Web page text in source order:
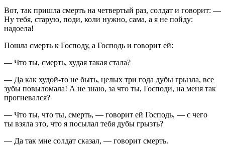
Вот, так пришла смерть на четвертый раз, солдат и говорит: —
Ну тебя, старую, поди, коли нужно, сама, а я не пойду:
надоела!
Пошла смерть к Господу, а Господь и говорит ей:
— Что ты, смерть, худая такая стала?
— Да как худой-то не быть, целых три года дубы грызла, все
зубы повыломала! А не знаю, за что ты, Господи, на меня так
прогневался?
— Что ты, что ты, смерть, — говорит ей Господь, — с чего
ты взяла это, что я посылал тебя дубы грызть?
— Да так мне солдат сказал, — говорит смерть.